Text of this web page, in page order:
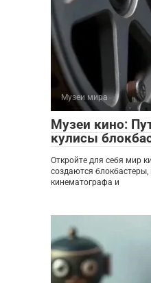
Музеи мира
Музеи кино:
кулисы
Откройте для себя мир
создаются блокбастеры,
кинематографа и